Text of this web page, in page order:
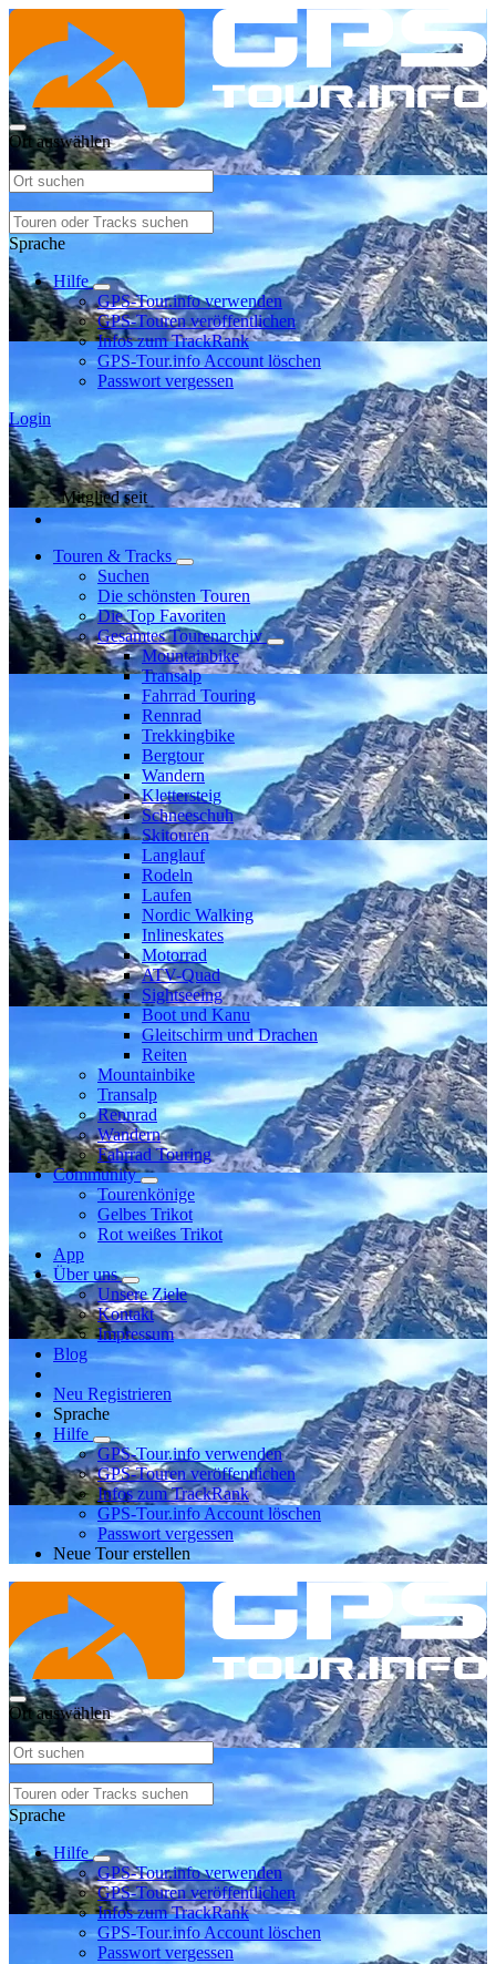
Ort auswählen
Sprache
Hilfe
GPS-Tour.info verwenden
GPS-Touren veröffentlichen
Infos zum TrackRank
GPS-Tour.info Account löschen
Passwort vergessen
Login
Mitglied seit
Touren & Tracks
Suchen
Die schönsten Touren
Die Top Favoriten
Gesamtes Tourenarchiv
Mountainbike
Transalp
Fahrrad Touring
Rennrad
Trekkingbike
Bergtour
Wandern
Klettersteig
Schneeschuh
Skitouren
Langlauf
Rodeln
Laufen
Nordic Walking
Inlineskates
Motorrad
ATV-Quad
Sightseeing
Boot und Kanu
Gleitschirm und Drachen
Reiten
Mountainbike
Transalp
Rennrad
Wandern
Fahrrad Touring
Community
Tourenkönige
Gelbes Trikot
Rot weißes Trikot
App
Über uns
Unsere Ziele
Kontakt
Impressum
Blog
Neu Registrieren
Sprache
Hilfe
GPS-Tour.info verwenden
GPS-Touren veröffentlichen
Infos zum TrackRank
GPS-Tour.info Account löschen
Passwort vergessen
Neue Tour erstellen
Ort auswählen
Sprache
Hilfe
GPS-Tour.info verwenden
GPS-Touren veröffentlichen
Infos zum TrackRank
GPS-Tour.info Account löschen
Passwort vergessen